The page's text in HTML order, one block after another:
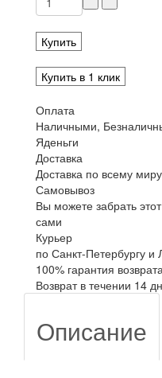
Купить
Купить в 1 клик
Оплата
Наличными,
Яденьги
Доставка
Доставка по всему миру
Самовывоз
Вы можете забрать
сами
Курьер
по Санкт-Петербургу и
100% гарантия
Возврат в течении 14
Описание